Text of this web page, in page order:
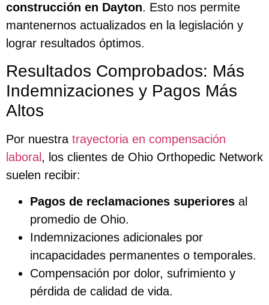
construcción en Dayton. Esto nos permite
mantenernos actualizados en la legislación y
lograr resultados óptimos.
Resultados Comprobados: Más
Indemnizaciones y Pagos Más
Altos
Por nuestra trayectoria en compensación
laboral , los clientes de Ohio Orthopedic Network
suelen recibir:
Pagos de reclamaciones superiores al
promedio de Ohio.
Indemnizaciones adicionales por
incapacidades permanentes o temporales.
Compensación por dolor, sufrimiento y
pérdida de calidad de vida.